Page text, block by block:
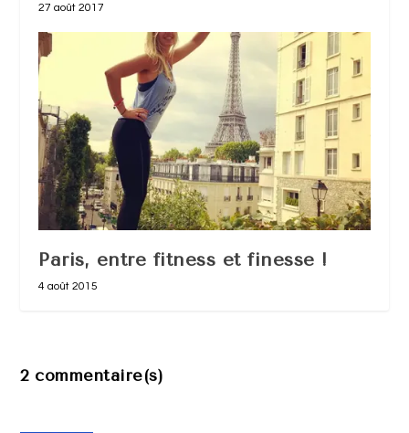
27 août 2017
Paris, entre fitness et finesse !
4 août 2015
2 commentaire(s)